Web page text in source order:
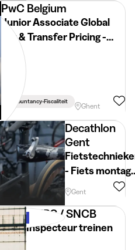
PwC Belgium
Junior Associate Global
Tax & Transfer Pricing -
Start September 2026 -
Ghent
Accountancy-Fiscaliteit
Ghent
Decathlon
Gent
- Fiets
- Decathlon
Gent
Gent
NMBS / SNCB
Inspecteur treinen